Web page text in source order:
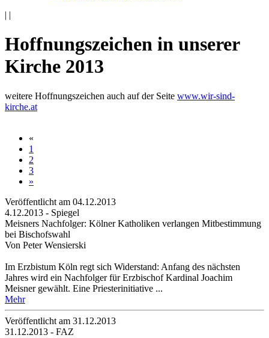
| |
Hoffnungszeichen in unserer
Kirche 2013
weitere Hoffnungszeichen auch auf der Seite www.wir-sind-
kirche.at
«
1
2
3
»
Veröffentlicht am 04­.12.2013
4.12.2013 - Spiegel
Meisners Nachfolger: Kölner Katholiken verlangen Mitbestimmung
bei Bischofswahl
Von Peter Wensierski
Im Erzbistum Köln regt sich Widerstand: Anfang des nächsten
Jahres wird ein Nachfolger für Erzbischof Kardinal Joachim
Meisner gewählt. Eine Priesterinitiative ...
Mehr
Veröffentlicht am 31­.12.2013
31.12.2013 - FAZ